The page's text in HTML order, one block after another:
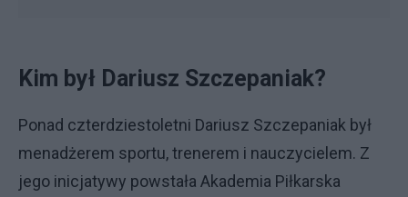
Kim był Dariusz Szczepaniak?
Ponad czterdziestoletni Dariusz Szczepaniak był
menadżerem sportu, trenerem i nauczycielem. Z
jego inicjatywy powstała Akademia Piłkarska